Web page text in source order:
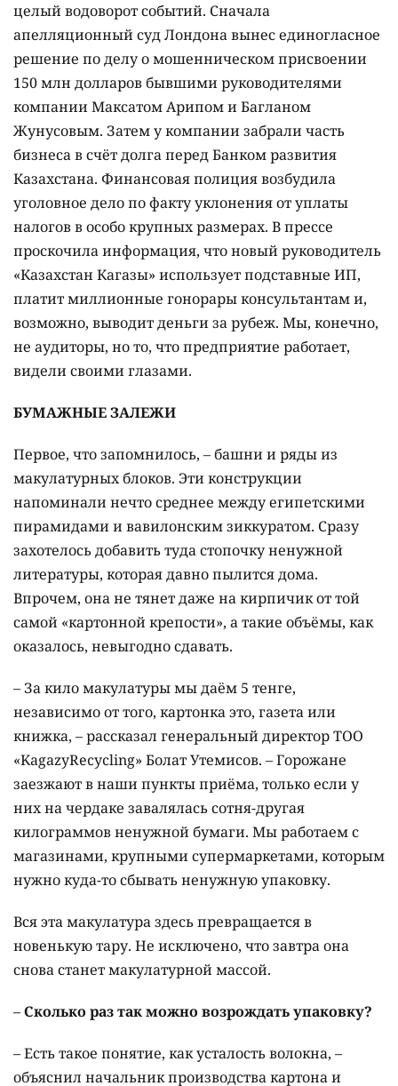
целый водоворот событий. Сначала
апелляционный суд Лондона вынес единогласное
решение по делу о мошенническом присвоении
150 млн долларов бывшими руководителями
компании Максатом Арипом и Багланом
Жунусовым. Затем у компании забрали часть
бизнеса в счёт долга перед Банком развития
Казахстана. Финансовая полиция возбудила
уголовное дело по факту уклонения от уплаты
налогов в особо крупных размерах. В прессе
проскочила информация, что новый руководитель
«Казахстан Кагазы» использует подставные ИП,
платит миллионные гонорары консультантам и,
возможно, выводит деньги за рубеж. Мы, конечно,
не аудиторы, но то, что предприятие работает,
видели своими глазами.
БУМАЖНЫЕ ЗАЛЕЖИ
Первое, что запомнилось, – башни и ряды из
макулатурных блоков. Эти конструкции
напоминали нечто среднее между египетскими
пирамидами и вавилонским зиккуратом. Сразу
захотелось добавить туда стопочку ненужной
литературы, которая давно пылится дома.
Впрочем, она не тянет даже на кирпичик от той
самой «картонной крепости», а такие объёмы, как
оказалось, невыгодно сдавать.
– За кило макулатуры мы даём 5 тенге,
независимо от того, картонка это, газета или
книжка, – рассказал генеральный директор ТОО
«KagazyRecycling» Болат Утемисов. – Горожане
заезжают в наши пункты приёма, только если у
них на чердаке завалялась сотня-другая
килограммов ненужной бумаги. Мы работаем с
магазинами, крупными супермаркетами, которым
нужно куда-то сбывать ненужную упаковку.
Вся эта макулатура здесь превращается в
новенькую тару. Не исключено, что завтра она
снова станет макулатурной массой.
–Сколько раз так можно возрождать упаковку?
– Есть такое понятие, как усталость волокна, –
объяснил начальник производства картона и